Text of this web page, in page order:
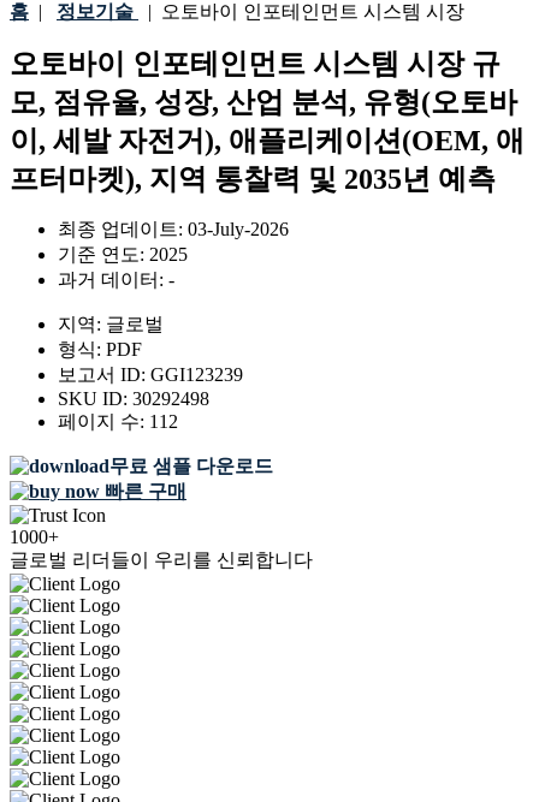
홈 | 정보기술 | 오토바이 인포테인먼트 시스템 시장
오토바이 인포테인먼트 시스템 시장 규
모, 점유율, 성장, 산업 분석, 유형(오토바
이, 세발 자전거), 애플리케이션(OEM, 애
프터마켓), 지역 통찰력 및 2035년 예측
최종 업데이트: 03-July-2026
기준 연도: 2025
과거 데이터: -
지역: 글로벌
형식: PDF
보고서 ID: GGI123239
SKU ID: 30292498
페이지 수: 112
무료 샘플 다운로드
빠른 구매
1000+
글로벌 리더들이 우리를 신뢰합니다